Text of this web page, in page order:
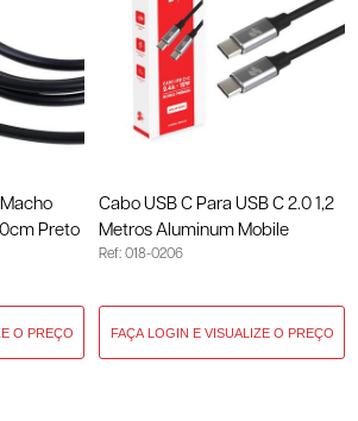
Preto
Cabo USB C Para USB C 2.0 1,2
Metros Aluminum Mobile
Premium 018-0206
Ref: 018-0206